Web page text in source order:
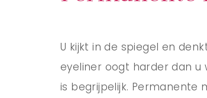
U kijkt in de spiegel en
eyeliner oogt harder dan u
is begrijpelijk. Permanente